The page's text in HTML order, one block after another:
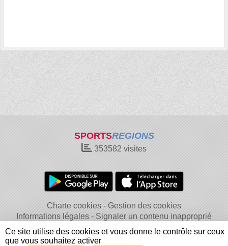
SPORTSREGIONS
353582 visites
Charte cookies
Gestion des cookies
Informations légales
Signaler un contenu inapproprié
Ce site utilise des cookies et vous donne le contrôle sur ceux
que vous souhaitez activer